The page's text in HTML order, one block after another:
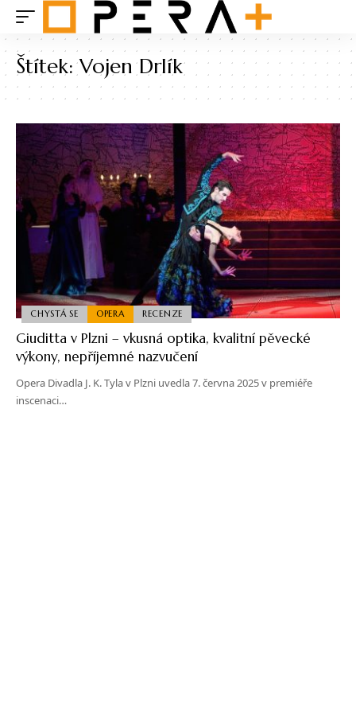
Štítek:Vojen Drlík
CHYSTÁ SE OPERA RECENZE
Giuditta v Plzni – vkusná optika, kvalitní pěvecké
výkony, nepříjemné nazvučení
Opera Divadla J. K. Tyla v Plzni uvedla 7. června 2025 v premiéře
inscenaci…